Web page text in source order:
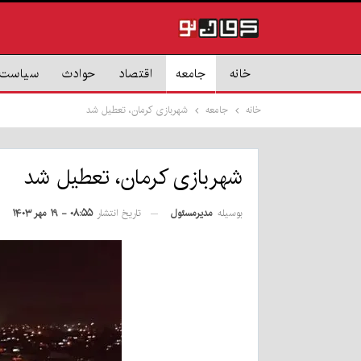
خانه جامعه اقتصاد حوادث
خانه جامعه شهربازی کرمان، تعطیل شد
شهربازی کرمان، تعطیل شد
بوسیله مدیرمسئول تاریخ انتشار ۰۸:۵۵ - ۱۹ مهر ۱۴۰۳